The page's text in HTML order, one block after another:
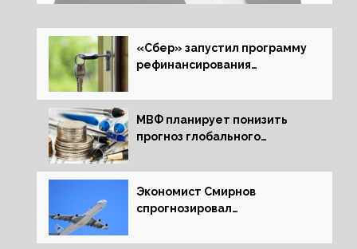
«Сбер» запустил программу
рефинансирования
МВФ планирует понизить
прогноз глобального
следующем отчете
Экономист Смирнов
спрогнозировал
России